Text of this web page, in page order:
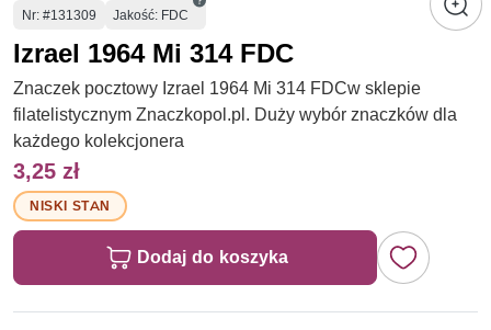
Numer
Nr: #131309 Jakość: FDC
Izrael 1964 Mi 314 FDC
Znaczek pocztowy Izrael 1964 Mi 314 FDCw sklepie
filatelistycznym Znaczkopol.pl. Duży wybór znaczków dla
każdego kolekcjonera
3,25 zł
NISKI STAN
Dodaj do koszyka